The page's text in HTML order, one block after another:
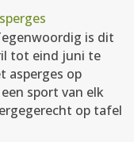
is dit
tot eind juni te
asperges op
sport van elk
op tafel